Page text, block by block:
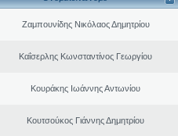
Ζαμπουνίδης Νικόλαος Δημητρίου
Καΐσερλης Κωνσταντίνος Γεωργίου
Κουράκης Ιωάννης Αντωνίου
Κουτσούκος Γιάννης Δημητρίου